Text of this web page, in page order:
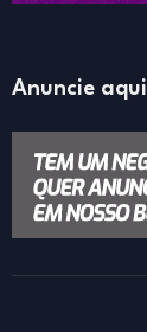
Anuncie aqui